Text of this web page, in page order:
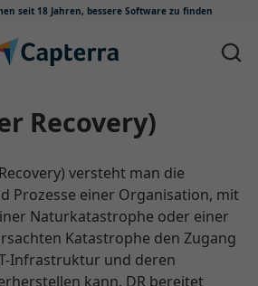
seit 18 Jahren, bessere Software zu finden
Recovery)
versteht man die
Prozesse einer Organisation, mit
Naturkatastrophe oder einer
Katastrophe den Zugang
Infrastruktur und deren
kann. DR bereitet